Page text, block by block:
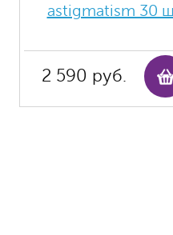
astigmatism 30
2 590 руб.